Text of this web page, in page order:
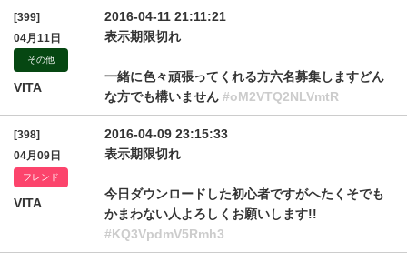
[399]
04月11日
その他
VITA
2016-04-11 21:11:21
表示期限切れ
一緒に色々頑張ってくれる方六名募集しますどん
な方でも構いません #oM2VTQ2NLVmtR
[398]
04月09日
フレンド
VITA
2016-04-09 23:15:33
表示期限切れ
今日ダウンロードした初心者ですがへたくそでも
かまわない人よろしくお願いします!!
#KQ3VpdmV5Rmh3